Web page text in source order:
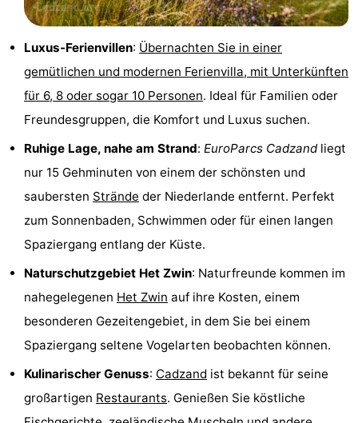
tun
Museen
Denkmäler
-
Mühlen
Aussichtspunkte
Attraktionen
-
Rundfahrten
Spielplätze
Spielplätze
Bowling
Zentren
Dörfer
Natur
Luxus-Ferienvillen: Übernachten Sie in einer
gemütlichen und modernen Ferienvilla, mit Unterkünften
für 6, 8 oder sogar 10 Personen. Ideal für Familien oder
Freundesgruppen, die Komfort und Luxus suchen.
Ruhige Lage, nahe am Strand: EuroParcs Cadzandliegt
nur 15 Gehminuten von einem der schönsten und
saubersten Strände der Niederlande entfernt. Perfekt
zum Sonnenbaden, Schwimmen oder für einen langen
Spaziergang entlang der Küste.
Naturschutzgebiet Het Zwin: Naturfreunde kommen im
nahegelegenen Het Zwin auf ihre Kosten, einem
besonderen Gezeitengebiet, in dem Sie bei einem
Spaziergang seltene Vogelarten beobachten können.
Kulinarischer Genuss: Cadzand ist bekannt für seine
großartigen Restaurants. Genießen Sie köstliche